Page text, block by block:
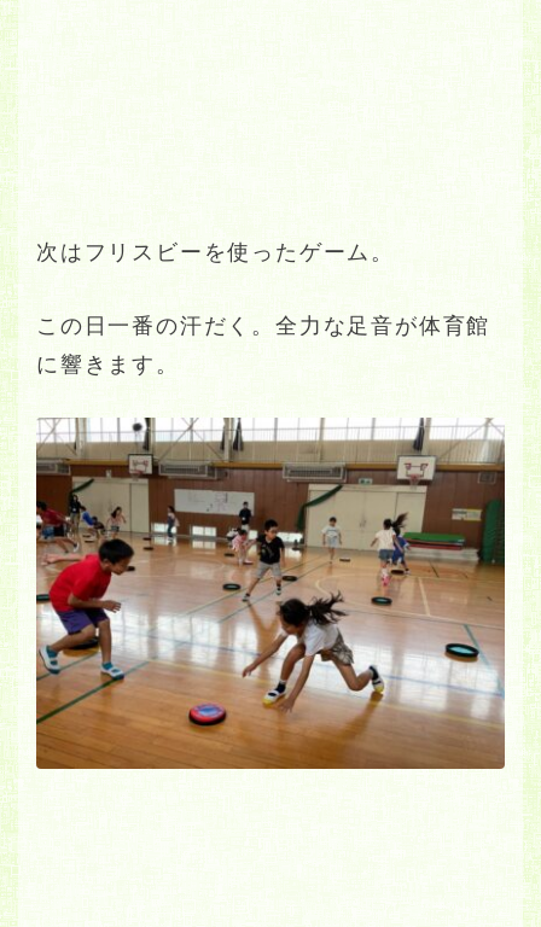
次はフリスビーを使ったゲーム。
この日一番の汗だく。全力な足音が体育館
に響きます。